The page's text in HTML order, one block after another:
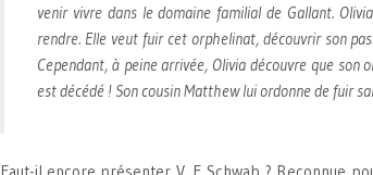
venir vivre dans le domaine familial de Gallant.
rendre. Elle veut fuir cet orphelinat, découvrir son
Cependant, à peine arrivée, Olivia découvre que son
est décédé ! Son cousin Matthew lui ordonne de fuir
Faut-il encore présenter V. E Schwab ? Reconnue